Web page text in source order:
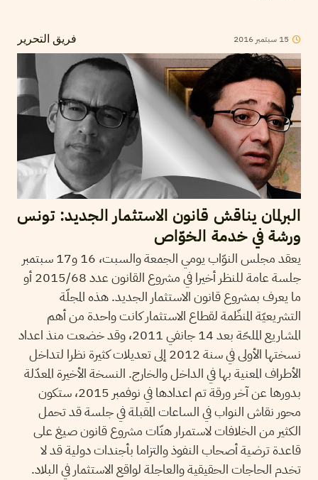
فريق التحرير 15 سبتمبر 2016
البرلمان يناقش قانون الاستثمار الجديد: تونس
ورشة في خدمة الخوّاص
يعقد مجلس النوّاب يومي الجمعة والسبت، 16 و17 سبتمبر
جلسة عامة للنظر أخيرا في مشروع القانون عدد 2015/68 أو
ما يعرف بمشروع قانون الاستثمار الجديد. هذه المجلّة
التشريعيّة المنظّمة لقطاع الاستثمار كانت واحدة من أهم
المشاريع الملحّة بعد 14 جانفي 2011، وقد خضعت منذ اعداد
نسختها الأولى في سنة 2012 إلى تعديلات كثيرة نظرا لتداخل
الأطراف المعنية بها في الداخل والخارج. النسخة الأخيرة المعدّلة
بدورها عن آخر ورقة تم اعدادها في نوفمبر 2015، ستكون
محور نقاش النواب في الساعات المقبلة في جلسة قد تحمل
الكثير من الخلافات لاستمرار هنّات مشروع قانون صيغ على
قاعدة ترضية أصحاب النفوذ والتزاما بأجندات دولية قد لا
تخدم الحاجات الحقيقية والعاجلة لواقع الاستثمار في البلاد.